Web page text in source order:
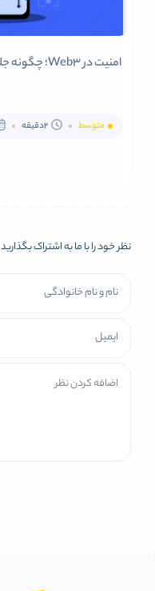
امنیت در Web3؛ چگونه جلوی هک ولت را بگیریم؟
متوسط 2دقیقه
نظر خود را با ما به اشتراک بگذارید